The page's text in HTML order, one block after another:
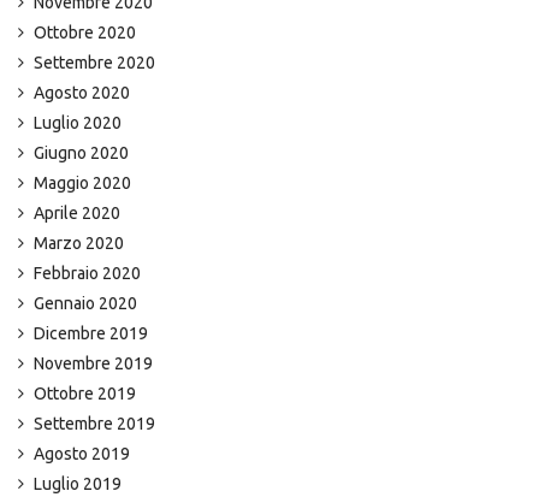
Ottobre 2020
Settembre 2020
Agosto 2020
Luglio 2020
Giugno 2020
Maggio 2020
Aprile 2020
Marzo 2020
Febbraio 2020
Gennaio 2020
Dicembre 2019
Novembre 2019
Ottobre 2019
Settembre 2019
Agosto 2019
Luglio 2019